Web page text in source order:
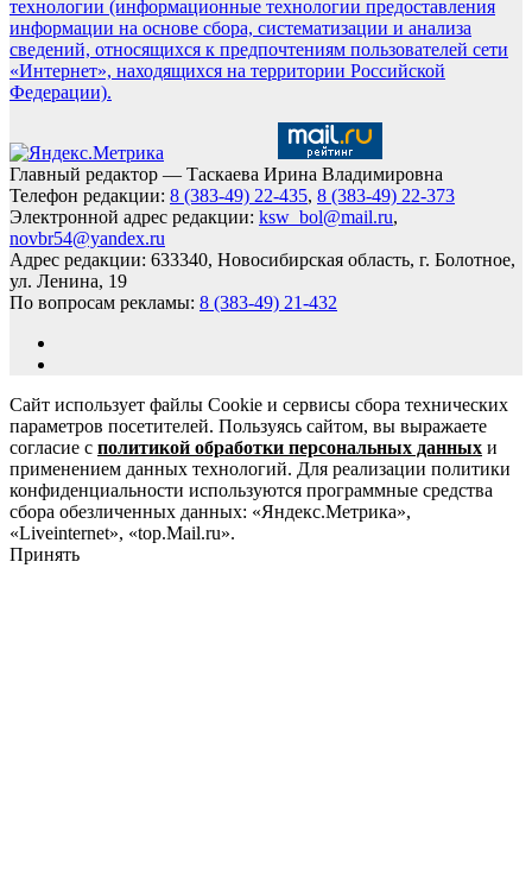
технологии (информационные технологии предоставления
информации на основе сбора, систематизации и анализа
сведений, относящихся к предпочтениям пользователей сети
«Интернет», находящихся на территории Российской
Федерации).
Главный редактор — Таскаева Ирина Владимировна
Телефон редакции: 8 (383-49) 22-435, 8 (383-49) 22-373
Электронной адрес редакции: ksw_bol@mail.ru,
novbr54@yandex.ru
Адрес редакции: 633340, Новосибирская область, г. Болотное,
ул. Ленина, 19
По вопросам рекламы: 8 (383-49) 21-432
Сайт использует файлы Cookie и сервисы сбора технических
параметров посетителей. Пользуясь сайтом, вы выражаете
согласие с политикой обработки персональных данных и
применением данных технологий. Для реализации политики
конфиденциальности используются программные средства
сбора обезличенных данных: «Яндекс.Метрика»,
«Liveinternet», «top.Mail.ru».
Принять